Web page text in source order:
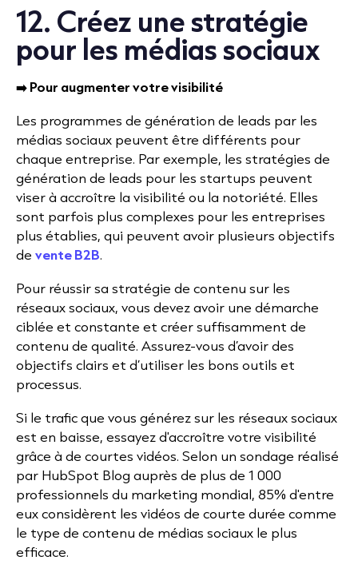
12. Créez une stratégie
pour les médias sociaux
➡️ Pour augmenter votre visibilité
Les programmes de génération de leads par les
médias sociaux peuvent être différents pour
chaque entreprise. Par exemple, les stratégies de
génération de leads pour les startups peuvent
viser à accroître la visibilité ou la notoriété. Elles
sont parfois plus complexes pour les entreprises
plus établies, qui peuvent avoir plusieurs objectifs
de vente B2B.
Pour réussir sa stratégie de contenu sur les
réseaux sociaux, vous devez avoir une démarche
ciblée et constante et créer suffisamment de
contenu de qualité. Assurez-vous d’avoir des
objectifs clairs et d’utiliser les bons outils et
processus.
Si le trafic que vous générez sur les réseaux sociaux
est en baisse, essayez d'accroître votre visibilité
grâce à de courtes vidéos. Selon un sondage réalisé
par HubSpot Blog auprès de plus de 1 000
professionnels du marketing mondial, 85% d'entre
eux considèrent les vidéos de courte durée comme
le type de contenu de médias sociaux le plus
efficace.